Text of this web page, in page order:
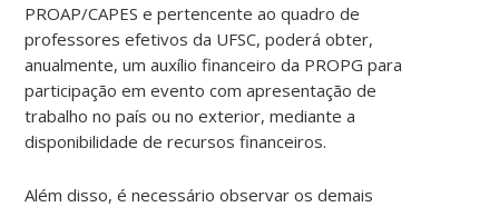
PROAP/CAPES e pertencente ao quadro de
professores efetivos da UFSC, poderá obter,
anualmente, um auxílio financeiro da PROPG para
participação em evento com apresentação de
trabalho no país ou no exterior, mediante a
disponibilidade de recursos financeiros.
Além disso, é necessário observar os demais